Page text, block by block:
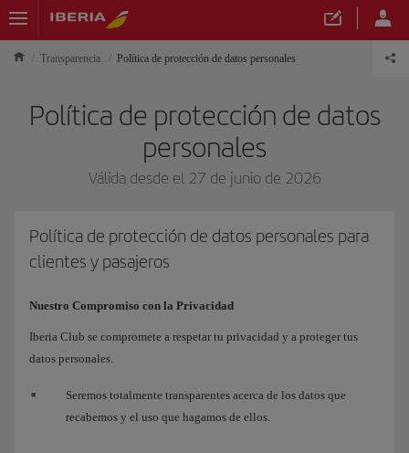
Transparencia Política de protección de datos personales
Política de protección de datos
personales
Válida desde el 27 de junio de 2026
Política de protección de datos personales para
clientes y pasajeros
Nuestro Compromiso con la Privacidad
Iberia Club se compromete a respetar tu privacidad y a proteger tus
datos personales.
Seremos totalmente transparentes acerca de los datos que
recabemos y el uso que hagamos de ellos.